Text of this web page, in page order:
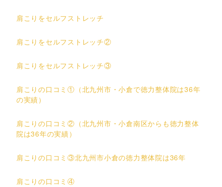
肩こりをセルフストレッチ
肩こりをセルフストレッチ②
肩こりをセルフストレッチ③
肩こりの口コミ①（北九州市・小倉で徳力整体院は36年
の実績）
肩こりの口コミ②（北九州市・小倉南区からも徳力整体
院は36年の実績）
肩こりの口コミ③北九州市小倉の徳力整体院は36年
肩こりの口コミ④